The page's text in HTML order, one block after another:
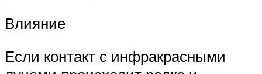
Влияние
Если контакт с инфракрасными